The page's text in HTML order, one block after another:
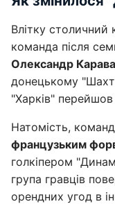
Влітку столичний
команда після
Олександр
донецькому
"Харків" перейшов
Натомість,
французьким
голкіпером
група гравців
орендних угод в